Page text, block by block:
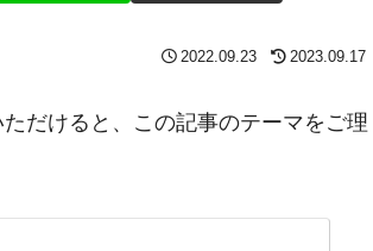
2022.09.23 2023.09.17
だけると、この記事のテーマをご理